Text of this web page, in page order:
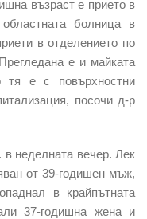
възрасте прието в
болница в
в отделението по
Прегледана е и майката
тя е с повърхностни
посочи д-р
в неделната вечер. Лек
от 39-годишен мъж,
в крайпътната
37-годишна жена и